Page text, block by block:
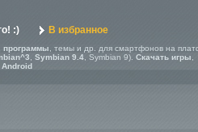
:) В избранное
программы , темы и др. для смартфонов на
Symbian 9.4 , Symbian 9). Скачать игры
Android